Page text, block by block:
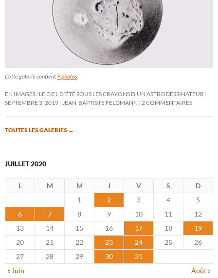
Cette galerie contient 9 photos
EN IMAGES : LE CIEL D’ÉTÉ SOUS LES CRAYONS D’UN ASTRODESSINATEUR
SEPTEMBRE 3, 2019
JEAN-BAPTISTE FELDMANN 2 COMMENTAIRES
TOUTES LES GALERIES →
JUILLET 2020
L M M J V S
D
1
2 3 4
5
6
7 8 9 10 11
12
13
14 15 16 17 18
19
20
21 22 23 24 25
26
27
28 29 30
31
« Juin
Août »